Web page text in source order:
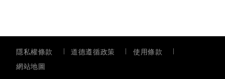
隱私權條款 道德遵循政策
使用條款
網站地圖